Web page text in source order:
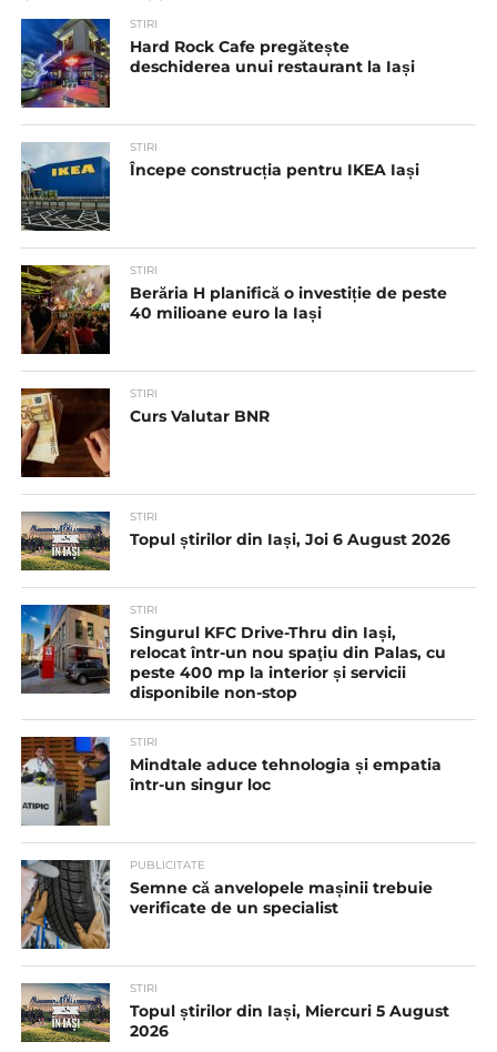
STIRI
Hard Rock Cafe pregătește
deschiderea unui restaurant la Iași
STIRI
Începe construcția pentru IKEA Iași
STIRI
Berăria H planifică o investiție de peste
40 milioane euro la Iași
STIRI
Curs Valutar BNR
STIRI
Topul știrilor din Iași, Joi 6 August 2026
STIRI
Singurul KFC Drive-Thru din Iași,
relocat într-un nou spaţiu din Palas, cu
peste 400 mp la interior și servicii
disponibile non-stop
STIRI
Mindtale aduce tehnologia și empatia
într-un singur loc
PUBLICITATE
Semne că anvelopele mașinii trebuie
verificate de un specialist
STIRI
Topul știrilor din Iași, Miercuri 5 August
2026